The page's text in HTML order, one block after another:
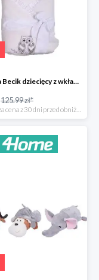
Belisima Becik dziecięcy z wkładem kokosowym Inteligentna sówka -26%
125.99 zł*